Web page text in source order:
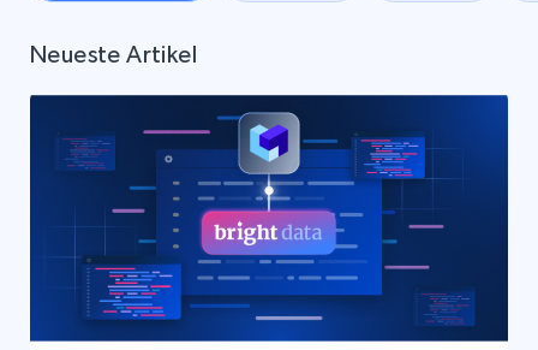
Neueste Artikel